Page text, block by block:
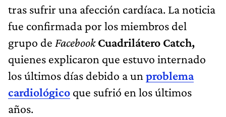
tras sufrir una afección cardíaca. La noticia
fue confirmada por los miembros del
grupo de Facebook Cuadrilátero Catch,
quienes explicaron que estuvo internado
los últimos días debido a un problema
cardiológico que sufrió en los últimos
años.